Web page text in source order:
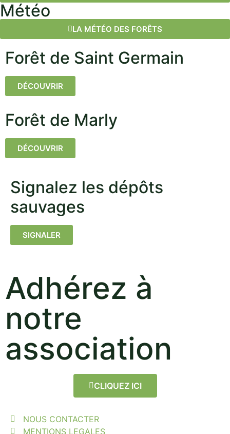
Météo
LA MÉTÉO DES FORÊTS
Forêt de Saint Germain
DÉCOUVRIR
Forêt de Marly
DÉCOUVRIR
Signalez les dépôts
sauvages
SIGNALER
Adhérez à
notre
association
CLIQUEZ ICI
NOUS CONTACTER
MENTIONS LEGALES